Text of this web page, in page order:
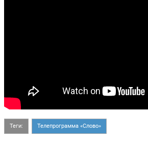
Теги: Телепрограмма «Слово»